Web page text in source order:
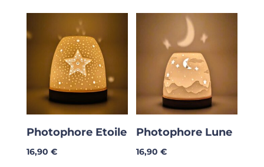
Photophore Etoile
16,90 €
Photophore Lune
16,90€